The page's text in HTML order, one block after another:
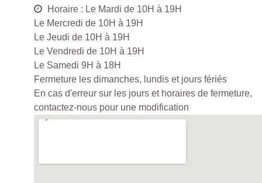
Horaire : Le Mardi de 10H à 19H
Le Mercredi de 10H à 19H
Le Jeudi de 10H à 19H
Le Vendredi de 10H à 19H
Le Samedi 9H à 18H
Fermeture les dimanches, lundis et jours fériés
En cas d'erreur sur les jours et horaires de fermeture,
contactez-nous pour une modification